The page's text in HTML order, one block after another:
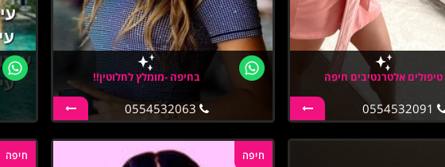
טיפולים אלטרנטיבים חיפה בחיפה -מומלץ לחלוטין!!
0554532063
חיפה חיפה